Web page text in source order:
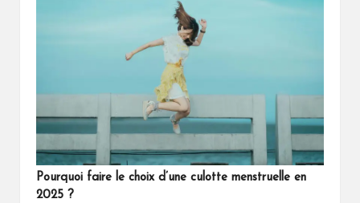
Pourquoi faire le choix d’une culotte menstruelle en
2025 ?